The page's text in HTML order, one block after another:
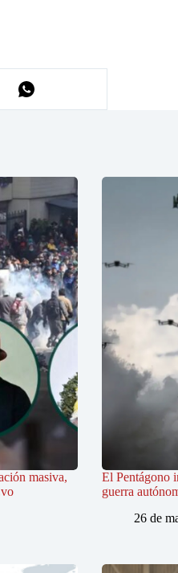
masiva,
El Pentágono
guerra
26 de